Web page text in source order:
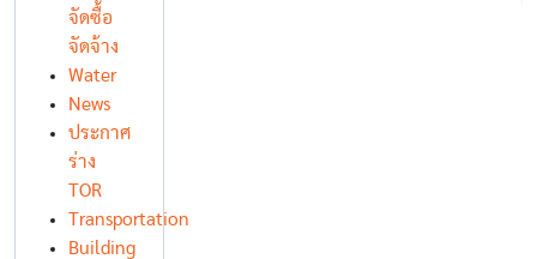
จัดซื้อ
จัดจ้าง
Water
News
ประกาศ
ร่าง
TOR
Transportation
Building